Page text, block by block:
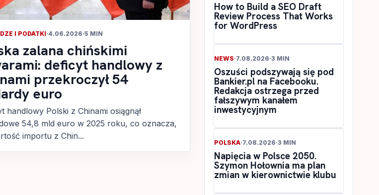
I PODATKI·4.06.2026·5 MIN
zalana chińskimi
deficyt handlowy z
przekroczył 54
euro
handlowy Polski z Chinami osiągnął
54,8 mld euro w 2025 roku, co oznacza,
importu z Chin...
How to Build a SEO Draft
Review Process That Works
for WordPress
NEWS·7.08.2026·3 MIN
Oszuści podszywają się pod
Bankier.pl na Facebooku.
Redakcja ostrzega przed
fałszywym kanałem
inwestycyjnym
POLSKA·7.08.2026·3 MIN
Napięcia w Polsce 2050.
Szymon Hołownia ma plan
zmian w kierownictwie klubu